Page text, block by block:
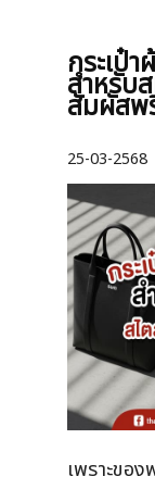
กระเป๋
สำหรับ
สัมผัสพ
25-03-2568
เพราะขอ